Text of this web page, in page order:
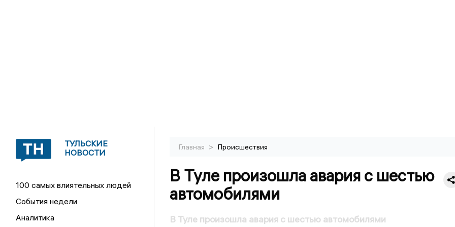
ТУЛЬСКИЕ
НОВОСТИ
100 самых влиятельных людей
События недели
Аналитика
Главная > Происшествия
В Туле произошла авария с шестью
автомобилями
В Туле произошла авария с шестью автомобилями